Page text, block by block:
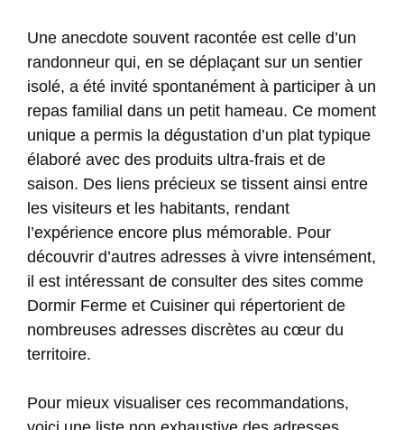
Une anecdote souvent racontée est celle d’un
randonneur qui, en se déplaçant sur un sentier
isolé, a été invité spontanément à participer à un
repas familial dans un petit hameau. Ce moment
unique a permis la dégustation d’un plat typique
élaboré avec des produits ultra-frais et de
saison. Des liens précieux se tissent ainsi entre
les visiteurs et les habitants, rendant
l’expérience encore plus mémorable. Pour
découvrir d’autres adresses à vivre intensément,
il est intéressant de consulter des sites comme
Dormir Ferme et Cuisiner qui répertorient de
nombreuses adresses discrètes au cœur du
territoire.
Pour mieux visualiser ces recommandations,